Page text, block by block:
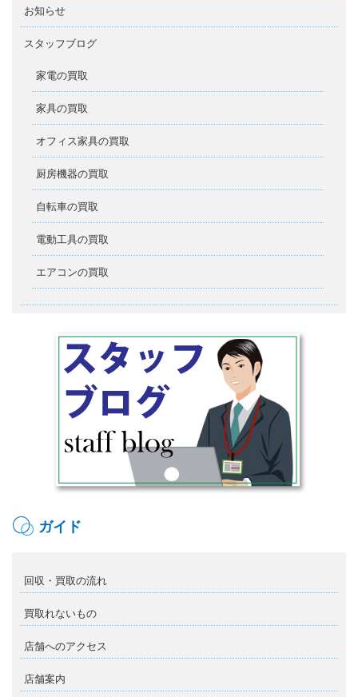
お知らせ
スタッフブログ
家電の買取
家具の買取
オフィス家具の買取
厨房機器の買取
自転車の買取
電動工具の買取
エアコンの買取
ガイド
回収・買取の流れ
買取れないもの
店舗へのアクセス
店舗案内